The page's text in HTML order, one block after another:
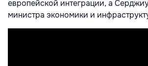
европейской интеграции, а
министра экономики и